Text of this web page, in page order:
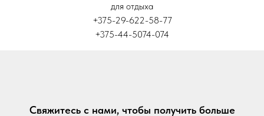
для отдыха
+375-29-622-58-77
+375-44-5074-074
Свяжитесь с нами, чтобы получить больше